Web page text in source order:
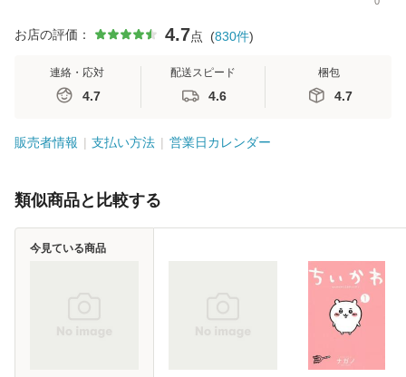
お店の評価： 4.7点 (830件)
連絡・応対
4.7
配送スピード
4.6
梱包
4.7
販売者情報 支払い方法 営業日カレンダー
類似商品と比較する
今見ている商品